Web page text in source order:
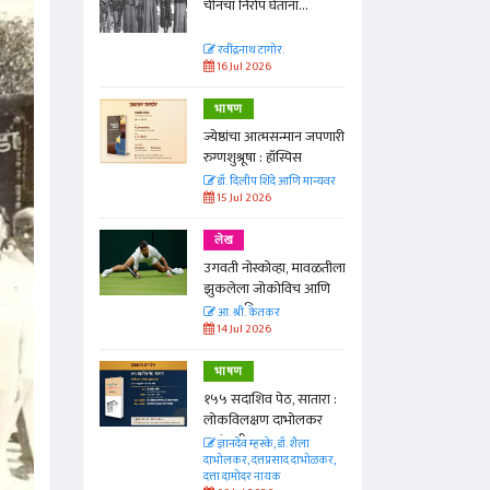
जपणारी
मान्यवर
आणि
:
शैला
चीनचा निरोप घेताना...
रवींद्रनाथ टागोर.
16 Jul 2026
भाषण
ज्येष्ठांचा आत्मसन्मान जपणारी
रुग्णशुश्रूषा : हॉस्पिस
डॉ. दिलीप शिंदे आणि मान्यवर
15 Jul 2026
लेख
उगवती नोस्कोव्हा, मावळतीला
झुकलेला जोकोविच आणि
दरम्यान विम्बल्डन
आ. श्री. केतकर
14 Jul 2026
भाषण
१५५ सदाशिव पेठ, सातारा :
लोकविलक्षण दाभोलकर
कुटुंबाची कथा
ज्ञानदेव म्हस्के, डॉ. शैला
दाभोलकर, दत्तप्रसाद दाभोळकर,
दत्ता दामोदर नायक